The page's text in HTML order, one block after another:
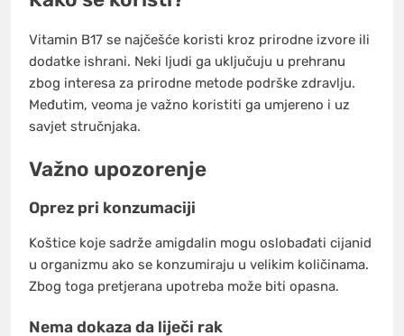
Vitamin B17 se najčešće koristi kroz prirodne izvore ili
dodatke ishrani. Neki ljudi ga uključuju u prehranu
zbog interesa za prirodne metode podrške zdravlju.
Međutim, veoma je važno koristiti ga umjereno i uz
savjet stručnjaka.
Važno upozorenje
Oprez pri konzumaciji
Koštice koje sadrže amigdalin mogu oslobađati cijanid
u organizmu ako se konzumiraju u velikim količinama.
Zbog toga pretjerana upotreba može biti opasna.
Nema dokaza da liječi rak